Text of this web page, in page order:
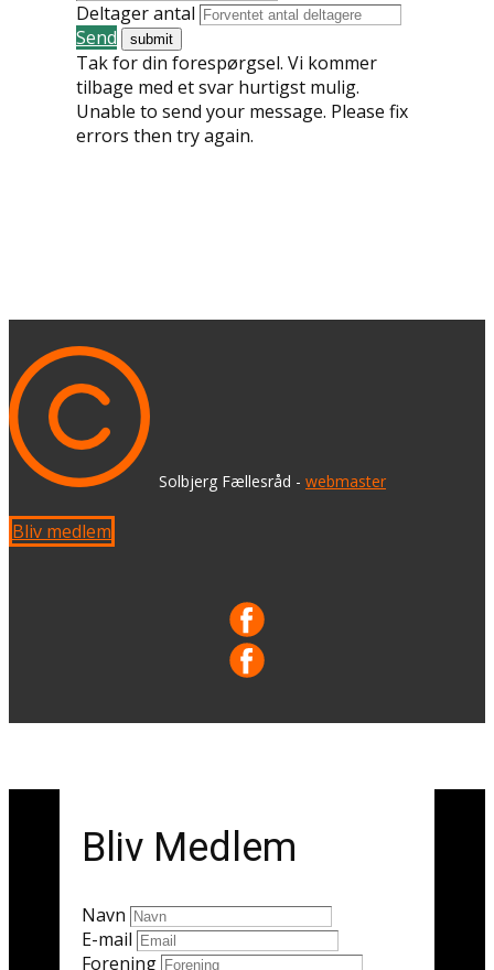
Deltager antal
Send
Tak for din forespørgsel. Vi kommer
tilbage med et svar hurtigst mulig.
Unable to send your message. Please fix
errors then try again.
​ Solbjerg Fællesråd - webmaster
Bliv medlem
Bliv Medlem
Navn
E-mail
Forening